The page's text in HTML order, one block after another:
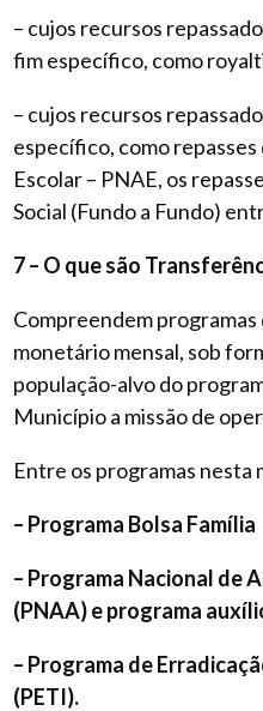
– cujos recursos
fim específico, como
– cujos recursos
específico, como
Escolar – PNAE, os
Social (Fundo a Fundo)
7 – O que são
Compreendem
monetário mensal, sob
população-alvo do
Município a missão de
Entre os programas nesta
– Programa Bolsa Família
– Programa Nacional de
(PNAA) e programa
– Programa de
(PETI).